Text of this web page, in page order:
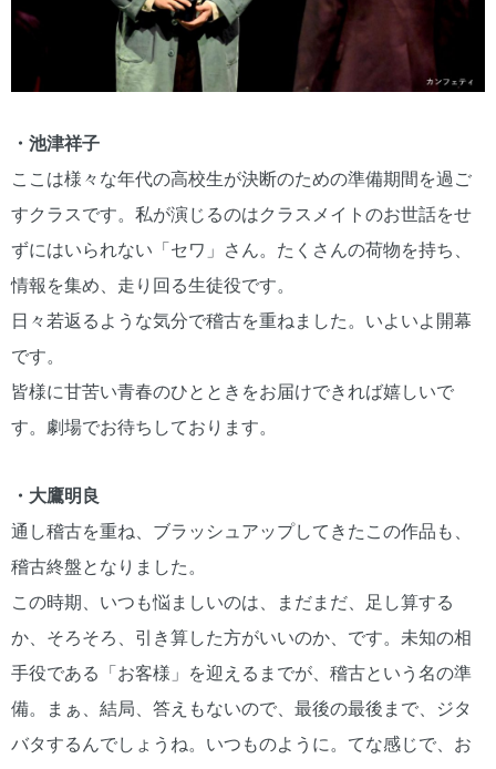
・池津祥子
ここは様々な年代の高校生が決断のための準備期間を過ご
すクラスです。私が演じるのはクラスメイトのお世話をせ
ずにはいられない「セワ」さん。たくさんの荷物を持ち、
情報を集め、走り回る生徒役です。
日々若返るような気分で稽古を重ねました。いよいよ開幕
です。
皆様に甘苦い青春のひとときをお届けできれば嬉しいで
す。劇場でお待ちしております。
・⼤鷹明良
通し稽古を重ね、ブラッシュアップしてきたこの作品も、
稽古終盤となりました。
この時期、いつも悩ましいのは、まだまだ、足し算する
か、そろそろ、引き算した方がいいのか、です。未知の相
手役である「お客様」を迎えるまでが、稽古という名の準
備。まぁ、結局、答えもないので、最後の最後まで、ジタ
バタするんでしょうね。いつものように。てな感じで、お